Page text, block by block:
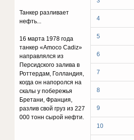
4
5
6
7
8
9
10
Танкер разливает
нефть...
16 марта 1978 года
танкер «Amoco Cadiz»
направлялся из
Персидского залива в
Роттердам, Голландия,
когда он напоролся на
скалы у побережья
Бретани, Франция,
разлив свой груз из 227
000 тонн сырой нефти.